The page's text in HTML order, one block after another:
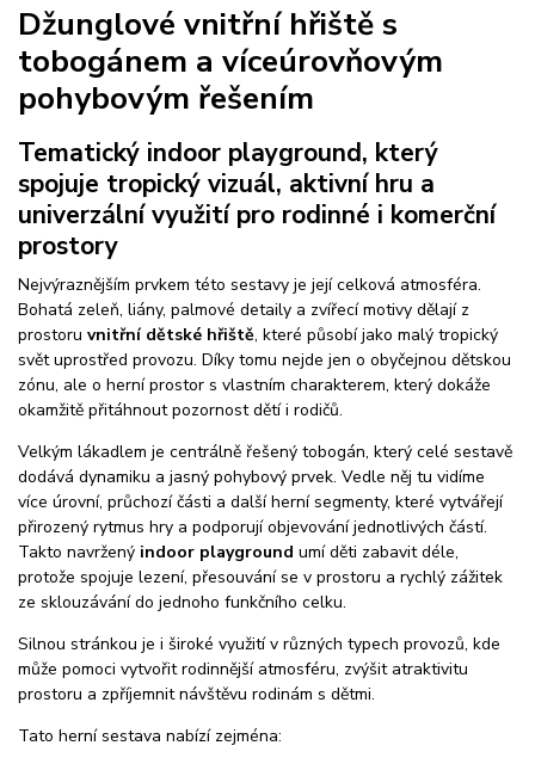
Džunglové vnitřní hřiště s
tobogánem a víceúrovňovým
pohybovým řešením
Tematický indoor playground, který
spojuje tropický vizuál, aktivní hru a
univerzální využití pro rodinné i komerční
prostory
Nejvýraznějším prvkem této sestavy je její celková atmosféra.
Bohatá zeleň, liány, palmové detaily a zvířecí motivy dělají z
prostoru vnitřní dětské hřiště, které působí jako malý tropický
svět uprostřed provozu. Díky tomu nejde jen o obyčejnou dětskou
zónu, ale o herní prostor s vlastním charakterem, který dokáže
okamžitě přitáhnout pozornost dětí i rodičů.
Velkým lákadlem je centrálně řešený tobogán, který celé sestavě
dodává dynamiku a jasný pohybový prvek. Vedle něj tu vidíme
více úrovní, průchozí části a další herní segmenty, které vytvářejí
přirozený rytmus hry a podporují objevování jednotlivých částí.
Takto navržený indoor playground umí děti zabavit déle,
protože spojuje lezení, přesouvání se v prostoru a rychlý zážitek
ze sklouzávání do jednoho funkčního celku.
Silnou stránkou je i široké využití v různých typech provozů, kde
může pomoci vytvořit rodinnější atmosféru, zvýšit atraktivitu
prostoru a zpříjemnit návštěvu rodinám s dětmi.
Tato herní sestava nabízí zejména: